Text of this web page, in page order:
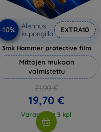
-10%
Alennus
kupongilla
EXTRA10
3mk Hammer protective film
Mittojen mukaan
valmistettu
21,90 €
19,70 €
Varastossa 3 kpl